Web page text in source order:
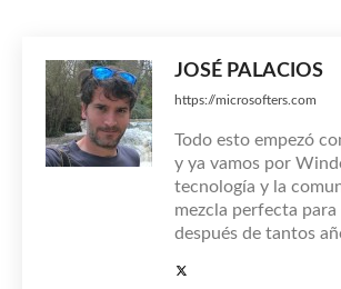
JOSÉ PALACIOS
https://microsofters.com
Todo esto empezó
y ya vamos por
tecnología y la
mezcla perfecta para
después de tantos